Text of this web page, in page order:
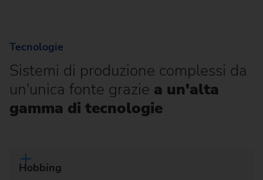
Tecnologie
Sistemi di produzione complessi da
un'unica fonte grazie a un'alta
gamma di tecnologie
Hobbing